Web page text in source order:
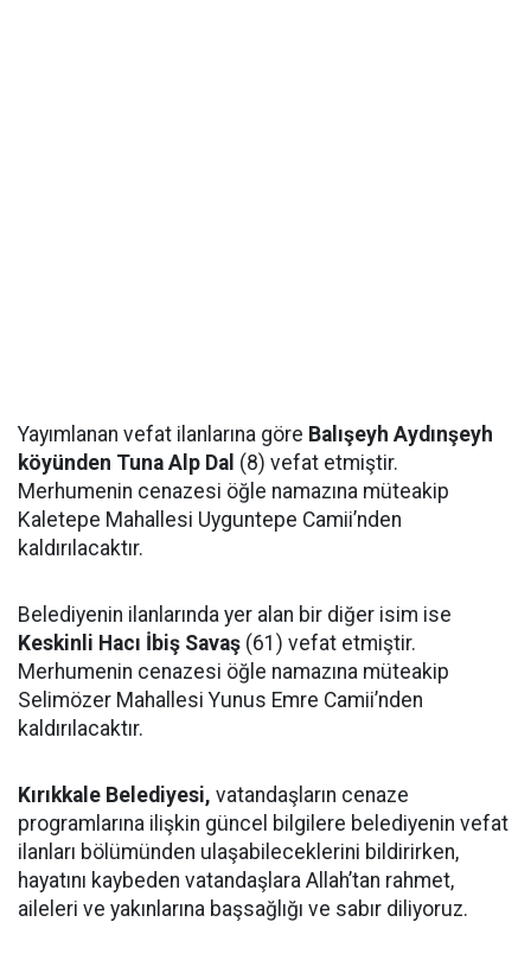
Yayımlanan vefat ilanlarına göre Balışeyh Aydınşeyh
köyünden Tuna Alp Dal (8) vefat etmiştir.
Merhumenin cenazesi öğle namazına müteakip
Kaletepe Mahallesi Uyguntepe Camii’nden
kaldırılacaktır.
Belediyenin ilanlarında yer alan bir diğer isim ise
Keskinli Hacı İbiş Savaş (61) vefat etmiştir.
Merhumenin cenazesi öğle namazına müteakip
Selimözer Mahallesi Yunus Emre Camii’nden
kaldırılacaktır.
Kırıkkale Belediyesi, vatandaşların cenaze
programlarına ilişkin güncel bilgilere belediyenin vefat
ilanları bölümünden ulaşabileceklerini bildirirken,
hayatını kaybeden vatandaşlara Allah’tan rahmet,
aileleri ve yakınlarına başsağlığı ve sabır diliyoruz.